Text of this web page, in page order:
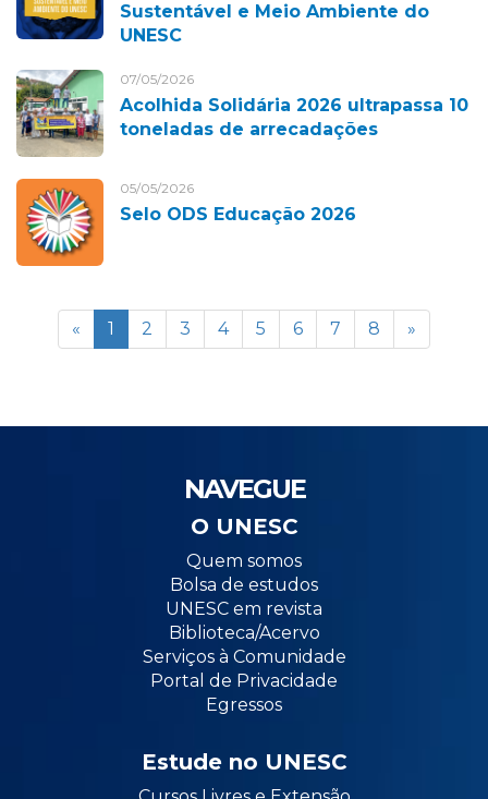
Sustentável e Meio Ambiente do
UNESC
07/05/2026
Acolhida Solidária 2026 ultrapassa 10
toneladas de arrecadações
05/05/2026
Selo ODS Educação 2026
« 1 2 3 4 5 6 7 8 »
NAVEGUE
O UNESC
Quem somos
Bolsa de estudos
UNESC em revista
Biblioteca/Acervo
Serviços à Comunidade
Portal de Privacidade
Egressos
Estude no UNESC